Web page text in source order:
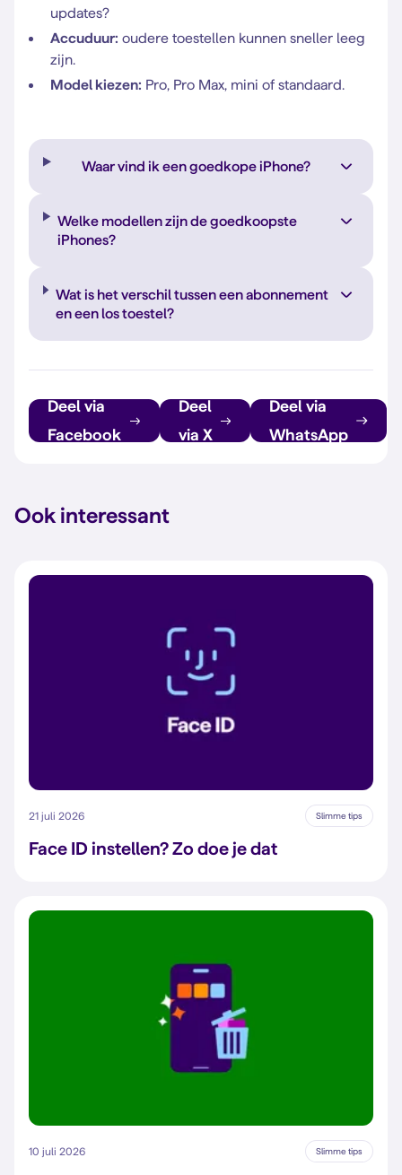
updates?
Accuduur: oudere toestellen kunnen sneller leeg
zijn.
Model kiezen: Pro, Pro Max, mini of standaard.
Waar vind ik een goedkope iPhone?
Welke modellen zijn de goedkoopste
iPhones?
Wat is het verschil tussen een abonnement
en een los toestel?
Deel via
Facebook
Deel
via X
Deel via
WhatsApp
Ook interessant
21 juli 2026 Slimme tips
Face ID instellen? Zo doe je dat
10 juli 2026 Slimme tips